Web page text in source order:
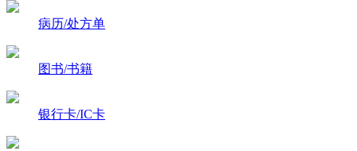
病历/处方单
图书/书籍
银行卡/IC卡